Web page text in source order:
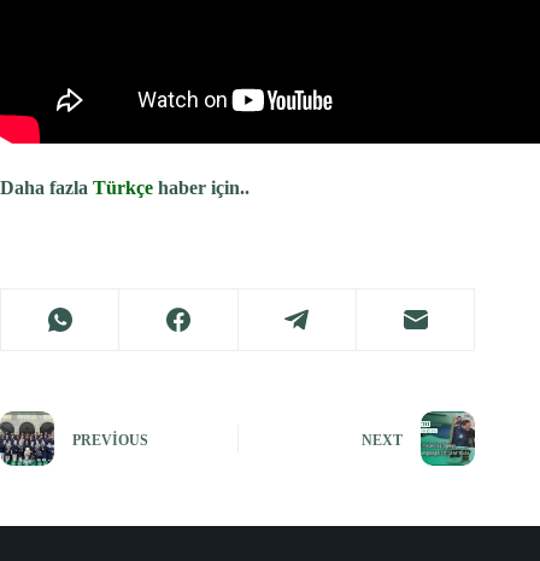
Daha fazla Türkçe haber için..
PREVIOUS NEXT